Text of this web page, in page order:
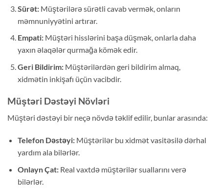
Sürət:Müştərilərə sürətli cavab vermək, onların
məmnuniyyətini artırar.
Empati:Müştəri hisslərini başa düşmək, onlarla daha
yaxın əlaqələr qurmağa kömək edir.
Geri Bildirim:Müştərilərdən geri bildirim almaq,
xidmətin inkişafı üçün vacibdir.
Müştəri Dəstəyi Növləri
Müştəri dəstəyi bir neçə növdə təklif edilir, bunlar arasında:
Telefon Dəstəyi:Müştərilər bu xidmət vasitəsilə dərhal
yardım ala bilərlər.
Onlayn Çat:Real vaxtdə müştərilər suallarını verə
bilərlər.